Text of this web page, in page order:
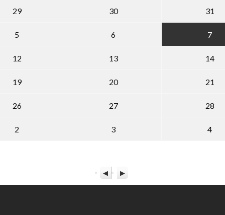
2929.07.2026 3030.07.2026 31
5 6 7
1212.08.2026 1313.08.2026 14
1919.08.2026 2020.08.2026 21
26 2727.08.2026 28
2 303.09.2026 4
НазадВперед